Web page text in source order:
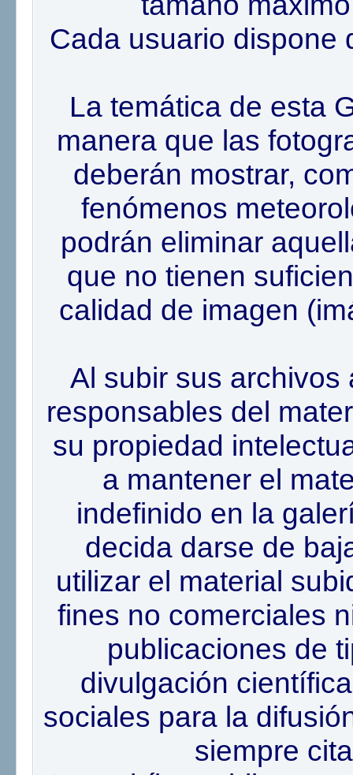
Cada usuario dispone
La temática de esta
manera que las
deberán mostrar,
fenómenos
podrán eliminar
que no tienen
calidad de imagen
Al subir sus archivos
responsables del
su propiedad
a mantener el
indefinido en la
decida darse de
utilizar el material
fines no comerciales
publicaciones de
divulgación
sociales para la
siempre